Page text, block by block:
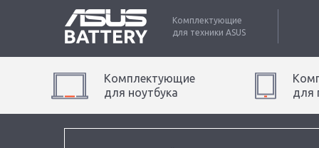
Комплектующие
для техники ASUS
Комплектующие
для ноутбука
для